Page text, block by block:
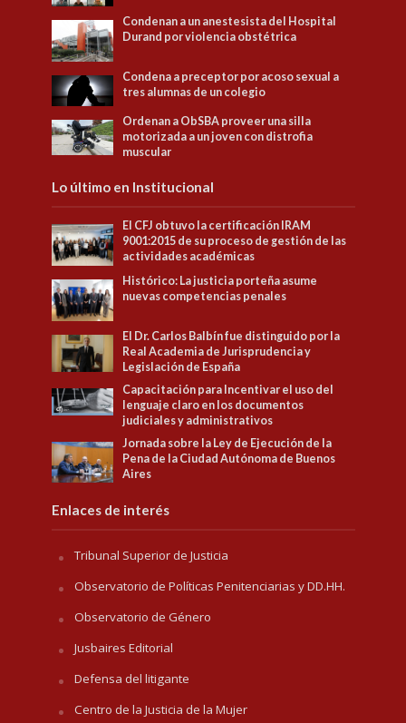
Condenan a un anestesista del Hospital
Durand por violencia obstétrica
Condena a preceptor por acoso sexual a
tres alumnas de un colegio
Ordenan a ObSBA proveer una silla
motorizada a un joven con distrofia
muscular
Lo último en Institucional
El CFJ obtuvo la certificación IRAM
9001:2015 de su proceso de gestión de las
actividades académicas
Histórico: La justicia porteña asume
nuevas competencias penales
El Dr. Carlos Balbín fue distinguido por la
Real Academia de Jurisprudencia y
Legislación de España
Capacitación para Incentivar el uso del
lenguaje claro en los documentos
judiciales y administrativos
Jornada sobre la Ley de Ejecución de la
Pena de la Ciudad Autónoma de Buenos
Aires
Enlaces de interés
Tribunal Superior de Justicia
Observatorio de Políticas Penitenciarias y DD.HH.
Observatorio de Género
Jusbaires Editorial
Defensa del litigante
Centro de la Justicia de la Mujer